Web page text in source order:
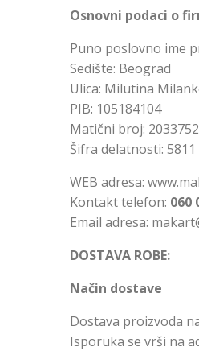
Osnovni podaci o
Puno poslovno ime
Sedište: Beograd
Ulica: Milutina
PIB: 105184104
Matični broj:
Šifra delatnosti: 5811
WEB adresa:
Kontakt telefon: 060
Email adresa:
DOSTAVA ROBE:
Način dostave
Dostava proizvoda
Isporuka se vrši na